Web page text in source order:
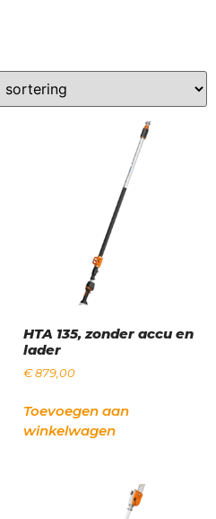
HTA 135, zonder accu en
lader
€879,00
Toevoegen aan
winkelwagen